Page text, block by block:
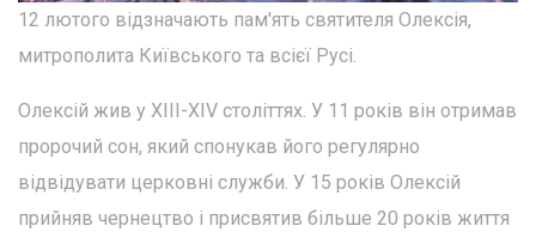
12 лютого відзначають пам'ять святителя Олексія,
митрополита Київського та всієї Русі.
Олексій жив у XIII-XIV століттях. У 11 років він отримав
пророчий сон, який спонукав його регулярно
відвідувати церковні служби. У 15 років Олексій
прийняв чернецтво і присвятив більше 20 років життя